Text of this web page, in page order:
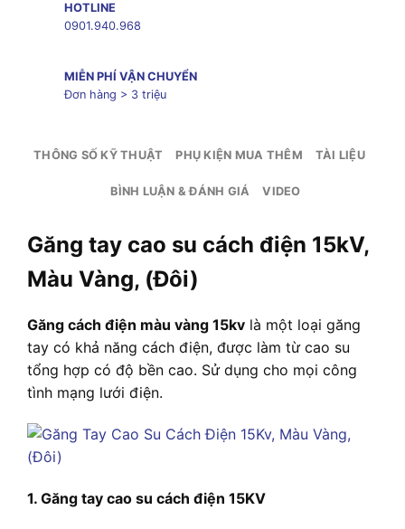
HOTLINE
0901.940.968
MIỄN PHÍ VẬN CHUYỂN
Đơn hàng > 3 triệu
THÔNG SỐ KỸ THUẬT PHỤ KIỆN MUA THÊM TÀI LIỆU
BÌNH LUẬN & ĐÁNH GIÁ VIDEO
Găng tay cao su cách điện 15kV,
Màu Vàng, (Đôi)
Găng cách điện màu vàng 15kv là một loại găng
tay có khả năng cách điện, được làm từ cao su
tổng hợp có độ bền cao. Sử dụng cho mọi công
tình mạng lưới điện.
1. Găng tay cao su cách điện 15KV